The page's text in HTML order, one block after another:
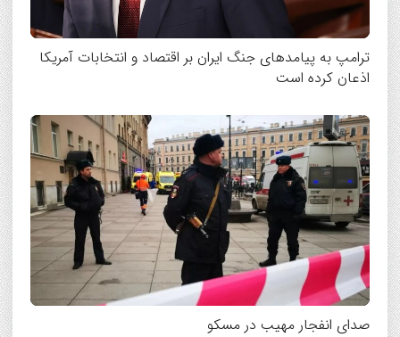
ترامپ به پیامدهای جنگ ایران بر اقتصاد و انتخابات آمریکا
اذعان کرده است
صدای انفجار مهیب در مسکو